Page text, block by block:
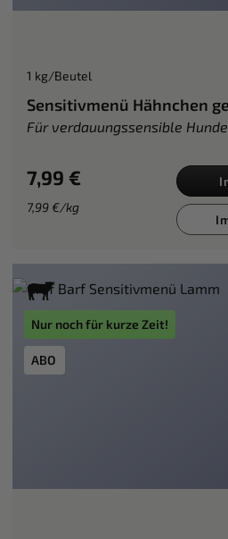
1 kg/Beutel
Sensitivmenü Hähnchen
Für verdauungssensible Hunde
7,99 €
7,99 €/kg
ABO
Nur noch für kurze Zeit!